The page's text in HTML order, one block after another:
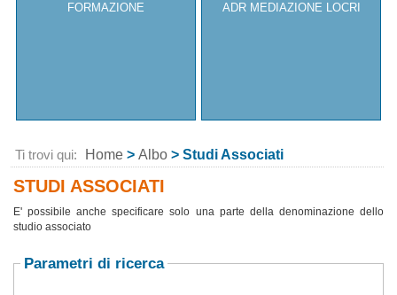
FORMAZIONE ADR MEDIAZIONE LOCRI
Ti trovi qui: Home > Albo > Studi Associati
STUDI ASSOCIATI
E' possibile anche specificare solo una parte della denominazione dello
studio associato
Parametri di ricerca